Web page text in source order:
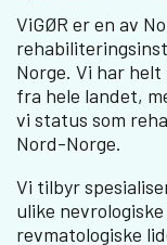
ViGØR er en av
Norge. Vi har
fra hele landet,
vi status som
Nord-Norge.
Vi tilbyr
ulike
revmatologiske